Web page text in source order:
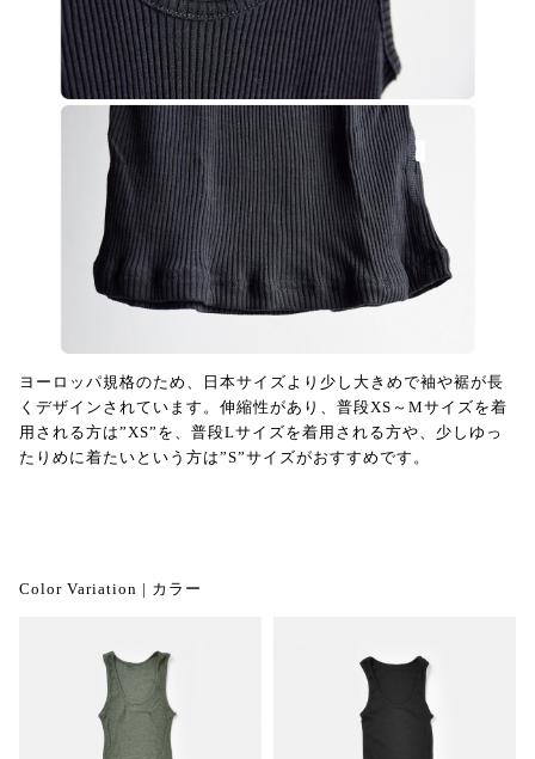
ヨーロッパ規格のため、日本サイズより少し大きめで袖や裾が長
くデザインされています。伸縮性があり、普段XS～Mサイズを着
用される方は”XS”を、普段Lサイズを着用される方や、少しゆっ
たりめに着たいという方は”S”サイズがおすすめです。
Color Variation | カラー